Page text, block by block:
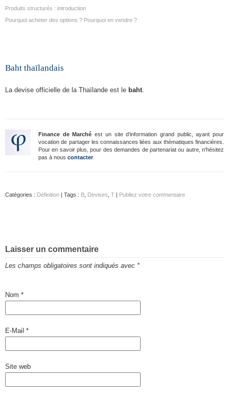
Produits structurés : introduction
Pourquoi acheter des options ? Pourquoi en vendre ?
Baht thaïlandais
La devise officielle de la Thaïlande est le baht.
Finance de Marché est un site d’information grand public, ayant pour
vocation de partager les connaissances liées aux thématiques financières.
Pour en savoir plus, pour des demandes de partenariat ou autre, n'hésitez
pas à nous contacter.
Catégories : Définition | Tags : B Devises T | Publiez votre commentaire
Laisser un commentaire
Les champs obligatoires sont indiqués avec *
Nom *
E-Mail *
Site web